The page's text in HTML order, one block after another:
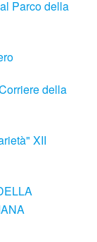
Parco della
della
XII